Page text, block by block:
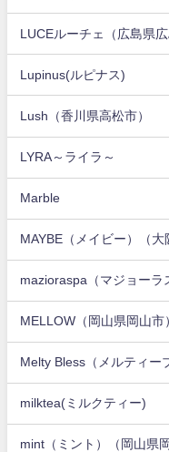
LUCEルーチェ（広島県広
Lupinus(ルピナス)
Lush（香川県高松市）
LYRA～ライラ～
Marble
MAYBE（メイビー）（大
mazioraspa（マジョーラ
MELLOW（岡山県岡山市
Melty Bless（メルティー
milktea(ミルクティー)
mint（ミント）（岡山県